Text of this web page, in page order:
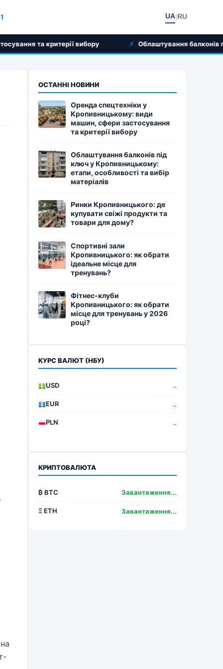
UA|RU
вибору Облаштування балконів під ключ у
ОСТАННІ НОВИНИ
Оренда спецтехніки у
Кропивницькому: види
машин, сфери застосування
та критерії вибору
Облаштування балконів під
ключ у Кропивницькому:
етапи, особливості та вибір
матеріалів
Ринки Кропивницького: де
купувати свіжі продукти та
товари для дому?
Спортивні зали
Кропивницького: як обрати
ідеальне місце для
тренувань?
Фітнес-клуби
Кропивницького: як обрати
місце для тренувань у 2026
році?
КУРС ВАЛЮТ (НБУ)
USD ..
EUR ..
PLN ..
КРИПТОВАЛЮТА
₿ BTC Завантаження...
Ξ ETH Завантаження...